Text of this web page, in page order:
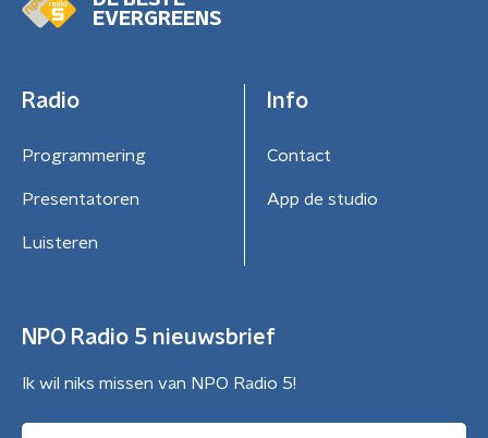
EVERGREENS
Radio
Programmering
Presentatoren
Luisteren
Info
Contact
App de studio
NPO Radio 5 nieuwsbrief
Ik wil niks missen van NPO Radio 5!